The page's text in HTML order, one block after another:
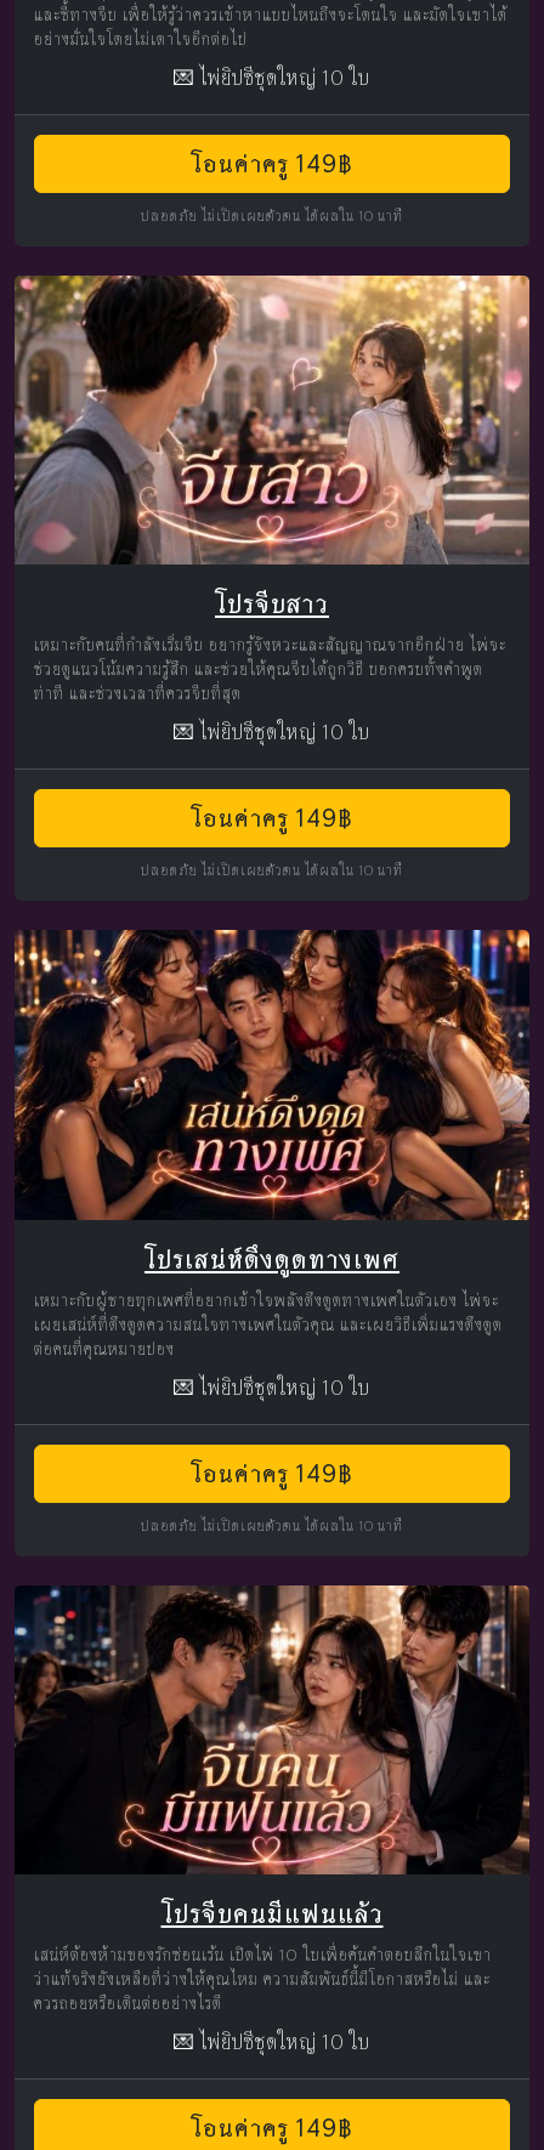
และชี้ทางจีบ เพื่อให้รู้ว่าควรเข้าหาแบบไหนถึงจะโดนใจ และมัดใจเขาได้
อย่างมั่นใจโดยไม่เดาใจอีกต่อไป
💌 ไพ่ยิปซีชุดใหญ่ 10 ใบ
โอนค่าครู 149฿
ปลอดภัย ไม่เปิดเผยตัวตน ได้ผลใน 10 นาที
โปรจีบสาว
เหมาะกับคนที่กำลังเริ่มจีบ อยากรู้จังหวะและสัญญาณจากอีกฝ่าย ไพ่จะ
ช่วยดูแนวโน้มความรู้สึก และช่วยให้คุณจีบได้ถูกวิธี บอกครบทั้งคำพูด
ท่าที และช่วงเวลาที่ควรจีบที่สุด
💌 ไพ่ยิปซีชุดใหญ่ 10 ใบ
โอนค่าครู 149฿
ปลอดภัย ไม่เปิดเผยตัวตน ได้ผลใน 10 นาที
โปรเสน่ห์ดึงดูดทางเพศ
เหมาะกับผู้ชายทุกเพศที่อยากเข้าใจพลังดึงดูดทางเพศในตัวเอง ไพ่จะ
เผยเสน่ห์ที่ดึงดูดความสนใจทางเพศในตัวคุณ และเผยวิธีเพิ่มแรงดึงดูด
ต่อคนที่คุณหมายปอง
💌 ไพ่ยิปซีชุดใหญ่ 10 ใบ
โอนค่าครู 149฿
ปลอดภัย ไม่เปิดเผยตัวตน ได้ผลใน 10 นาที
โปรจีบคนมีแฟนแล้ว
เสน่ห์ต้องห้ามของรักซ่อนเร้น เปิดไพ่ 10 ใบเพื่อค้นคำตอบลึกในใจเขา
ว่าแท้จริงยังเหลือที่ว่างให้คุณไหม ความสัมพันธ์นี้มีโอกาสหรือไม่ และ
ควรถอยหรือเดินต่ออย่างไรดี
💌 ไพ่ยิปซีชุดใหญ่ 10 ใบ
โอนค่าครู 149฿